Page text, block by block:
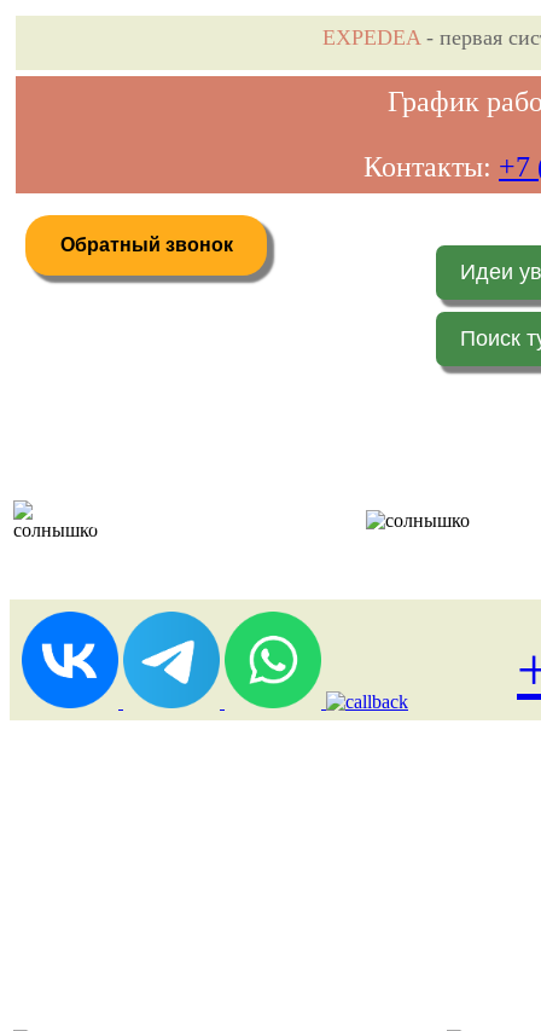
EXPEDEA- первая
График
Контакты: +7
Обратный звонок
Идеи
Поиск